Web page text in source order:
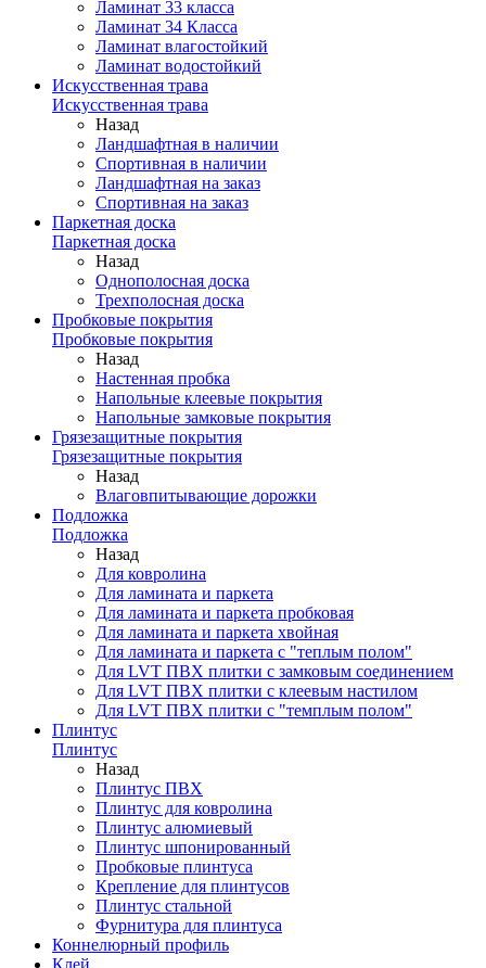
Ламинат 33 класса
Ламинат 34 Класса
Ламинат влагостойкий
Ламинат водостойкий
Искусственная трава
Искусственная трава
Назад
Ландшафтная в наличии
Спортивная в наличии
Ландшафтная на заказ
Спортивная на заказ
Паркетная доска
Паркетная доска
Назад
Однополосная доска
Трехполосная доска
Пробковые покрытия
Пробковые покрытия
Назад
Настенная пробка
Напольные клеевые покрытия
Напольные замковые покрытия
Грязезащитные покрытия
Грязезащитные покрытия
Назад
Влаговпитывающие дорожки
Подложка
Подложка
Назад
Для ковролина
Для ламината и паркета
Для ламината и паркета пробковая
Для ламината и паркета хвойная
Для ламината и паркета с "теплым полом"
Для LVT ПВХ плитки с замковым соединением
Для LVT ПВХ плитки с клеевым настилом
Для LVT ПВХ плитки с "темплым полом"
Плинтус
Плинтус
Назад
Плинтус ПВХ
Плинтус для ковролина
Плинтус алюмиевый
Плинтус шпонированный
Пробковые плинтуса
Крепление для плинтусов
Плинтус стальной
Фурнитура для плинтуса
Коннелюрный профиль
Клей